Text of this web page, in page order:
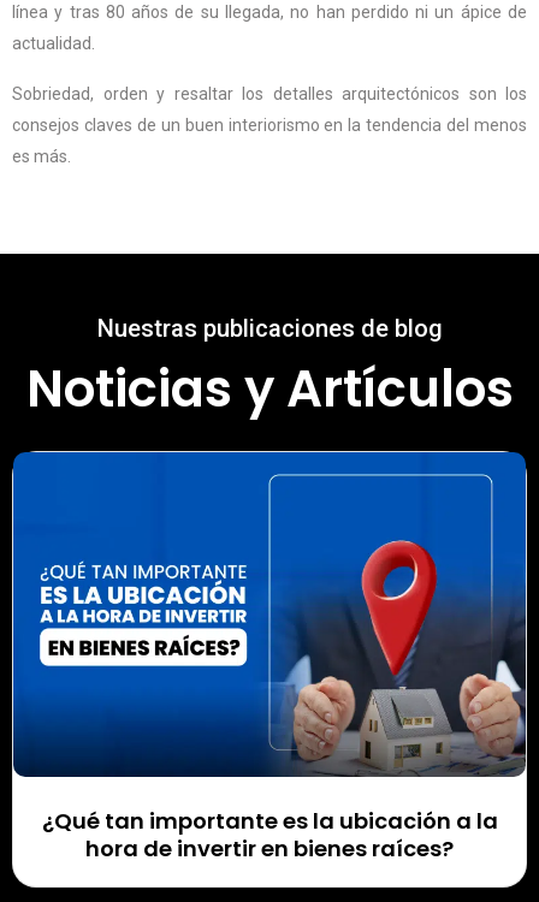
línea y tras 80 años de su llegada, no han perdido ni un ápice de
actualidad.
Sobriedad, orden y resaltar los detalles arquitectónicos son los
consejos claves de un buen interiorismo en la tendencia del menos
es más.
Nuestras publicaciones de blog
Noticias y Artículos
¿Qué tan importante es la ubicación a la
hora de invertir en bienes raíces?